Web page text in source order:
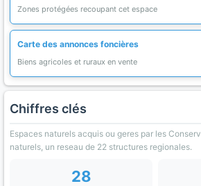
Zones protégées recoupant cet espace
Carte des annonces foncières
Biens agricoles et ruraux en vente
Chiffres clés
Espaces naturels acquis ou geres par les
naturels, un reseau de 22 structures regionales.
28